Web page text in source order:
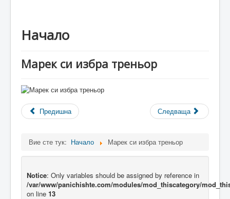
Начало
Марек си избра треньор
Предишна Следваща
Вие сте тук: Начало Марек си избра треньор
Notice: Only variables should be assigned by reference in
/var/www/panichishte.com/modules/mod_thiscategory/
on line 13